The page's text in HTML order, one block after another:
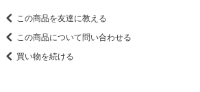
この商品を友達に教える
この商品について問い合わせる
買い物を続ける